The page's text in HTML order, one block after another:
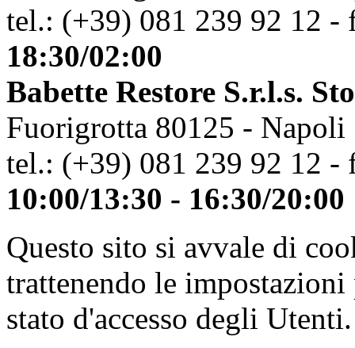
tel.: (+39) 081 239 92 12 -
18:30/02:00
Babette Restore S.r.l.s.
Fuorigrotta 80125 - Napoli
tel.: (+39) 081 239 92 12 -
10:00/13:30 - 16:30/20:00
Questo sito si avvale di
trattenendo le
stato d'accesso degli Utenti.